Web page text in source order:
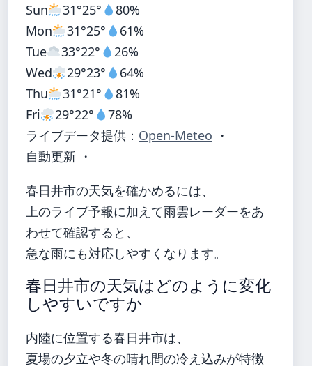
Sun
31°25°
80%
Mon
31°25°
61%
Tue
33°22°
26%
Wed
29°23°
64%
Thu
31°21°
81%
Fri
29°22°
78%
ライブデータ提供： Open-Meteo ・
自動更新 ・
春日井市の天気を確かめるには、
上のライブ予報に加えて雨雲レーダーをあ
わせて確認すると、
急な雨にも対応しやすくなります。
春日井市の天気はどのように変化
しやすいですか
内陸に位置する春日井市は、
夏場の夕立や冬の晴れ間の冷え込みが特徴